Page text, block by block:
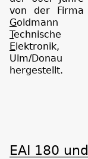
von der Firma
Goldmann
Technische
E lektronik,
Ulm/Donau
hergestellt.
EAI 180